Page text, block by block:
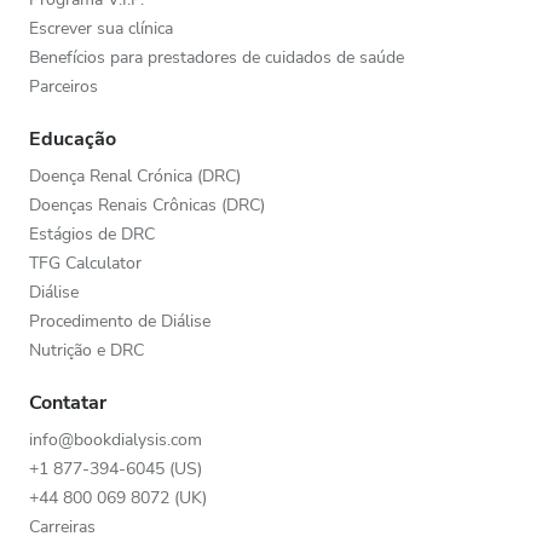
Escrever sua clínica
Benefícios para prestadores de cuidados de saúde
Parceiros
Educação
Doença Renal Crónica (DRC)
Doenças Renais Crônicas (DRC)
Estágios de DRC
TFG Calculator
Diálise
Procedimento de Diálise
Nutrição e DRC
Contatar
info@bookdialysis.com
+1 877-394-6045 (US)
+44 800 069 8072 (UK)
Carreiras